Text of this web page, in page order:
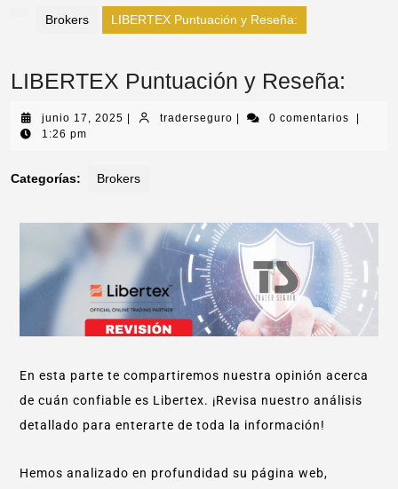
Brokers LIBERTEX Puntuación y Reseña:
LIBERTEX Puntuación y Reseña:
junio 17, 2025 traderseguro 0 comentarios
1:26 pm
Categorías: Brokers
En esta parte te compartiremos nuestra opinión acerca
de cuán confiable es Libertex. ¡Revisa nuestro análisis
detallado para enterarte de toda la información!
Hemos analizado en profundidad su página web,